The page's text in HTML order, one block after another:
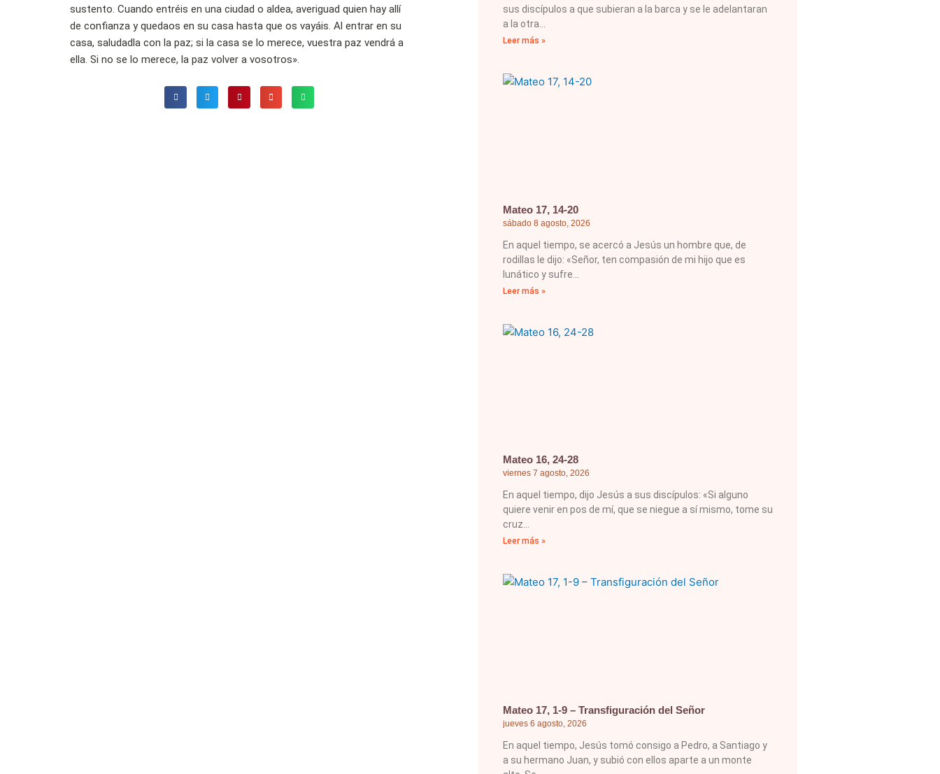
sustento. Cuando entréis en una ciudad o aldea, averiguad quien hay allí
de confianza y quedaos en su casa hasta que os vayáis. Al entrar en su
casa, saludadla con la paz; si la casa se lo merece, vuestra paz vendrá a
ella. Si no se lo merece, la paz volver a vosotros».
sus discípulos a que subieran a la barca y se le adelantaran
a la otra
Leer más »
Mateo 17, 14-20
sábado 8 agosto, 2026
En aquel tiempo, se acercó a Jesús un hombre que, de
rodillas le dijo: «Señor, ten compasión de mi hijo que es
lunático y sufre
Leer más »
Mateo 16, 24-28
viernes 7 agosto, 2026
En aquel tiempo, dijo Jesús a sus discípulos: «Si alguno
quiere venir en pos de mí, que se niegue a sí mismo, tome su
cruz
Leer más »
Mateo 17, 1-9 – Transfiguración del Señor
jueves 6 agosto, 2026
En aquel tiempo, Jesús tomó consigo a Pedro, a Santiago y
a su hermano Juan, y subió con ellos aparte a un monte